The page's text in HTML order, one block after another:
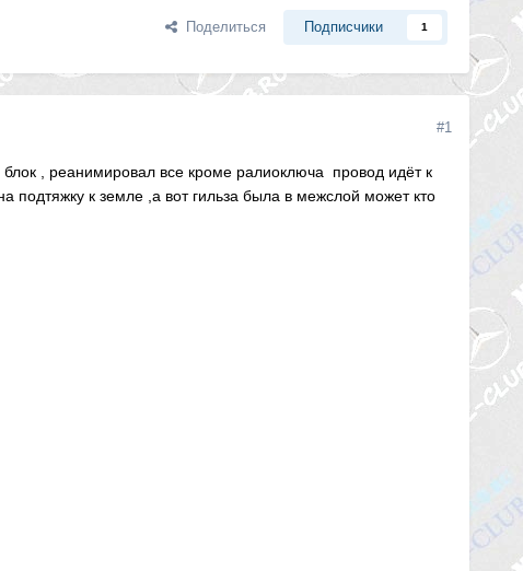
Поделиться Подписчики 1
#1
, реанимировал все кроме ралиоключа провод идёт к
подтяжку к земле ,а вот гильза была в межслой может кто